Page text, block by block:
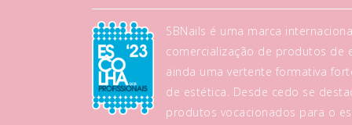
SBNails é uma marca
comercialização de produtos de
ainda uma vertente formativa
de estética. Desde cedo se
produtos vocacionados para o